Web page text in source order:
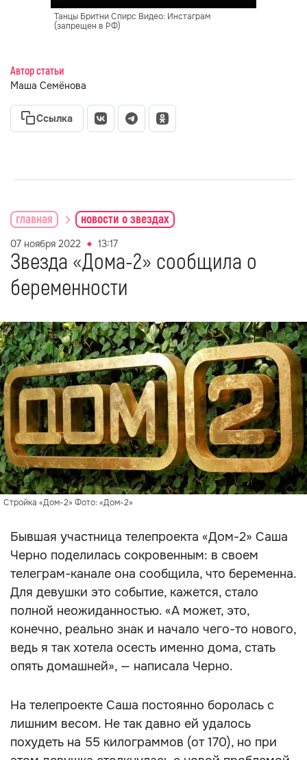
Танцы Бритни Спирс Видео: Инстаграм
(запрещен в РФ)
Автор статьи
Маша Семёнова
Ссылка
главная новости о звездах
07 ноября 2022 13:17
Звезда «Дома-2» сообщила о
беременности
Стройка «Дом-2» Фото: «Дом-2»
Бывшая участница телепроекта «Дом-2» Саша
Черно поделилась сокровенным: в своем
телеграм-канале она сообщила, что беременна.
Для девушки это событие, кажется, стало
полной неожиданностью. «А может, это,
конечно, реально знак и начало чего-то нового,
ведь я так хотела осесть именно дома, стать
опять домашней», — написала Черно.
На телепроекте Саша постоянно боролась с
лишним весом. Не так давно ей удалось
похудеть на 55 килограммов (от 170), но при